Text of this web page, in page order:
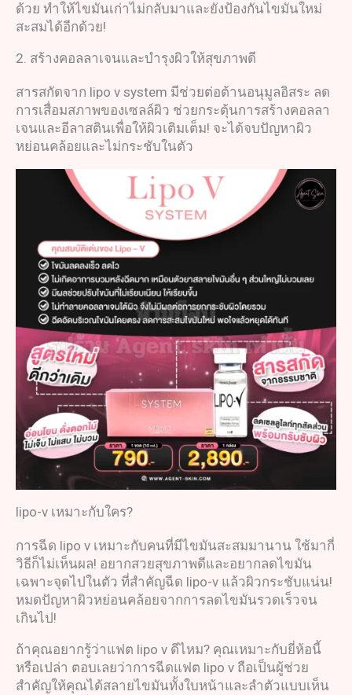
ด้วย ทำให้ไขมันเก่าไม่กลับมาและยังป้องกันไขมันใหม่
สะสมได้อีกด้วย!
2. สร้างคอลลาเจนและบำรุงผิวให้สุขภาพดี
สารสกัดจาก lipo v system มีช่วยต่อต้านอนุมูลอิสระ ลด
การเสื่อมสภาพของเซลล์ผิว ช่วยกระตุ้นการสร้างคอลลา
เจนและอีลาสตินเพื่อให้ผิวเติมเต็ม! จะได้จบปัญหาผิว
หย่อนคล้อยและไม่กระชับในตัว
lipo-v เหมาะกับใคร?
การฉีด lipo v เหมาะกับคนที่มีไขมันสะสมมานาน ใช้มากี่
วิธีก็ไม่เห็นผล! อยากสวยสุขภาพดีและอยากลดไขมัน
เฉพาะจุดไปในตัว ที่สำคัญฉีด lipo-v แล้วผิวกระชับแน่น!
หมดปัญหาผิวหย่อนคล้อยจากการลดไขมันรวดเร็วจน
เกินไป!
ถ้าคุณอยากรู้ว่าแฟต lipo v ดีไหม? คุณเหมาะกับยี่ห้อนี้
หรือเปล่า ตอบเลยว่าการฉีดแฟต lipo v ถือเป็นผู้ช่วย
สำคัญให้คุณได้สลายไขมันทั้งใบหน้าและลำตัวแบบเห็น